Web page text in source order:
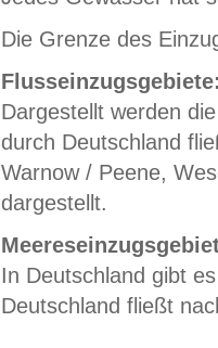
Die Grenze des
Dargestellt werden
durch Deutschland
Warnow / Peene,
dargestellt.
In Deutschland gibt
Deutschland fließt